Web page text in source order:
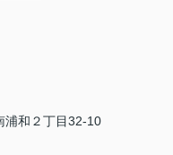
和２丁目32-10